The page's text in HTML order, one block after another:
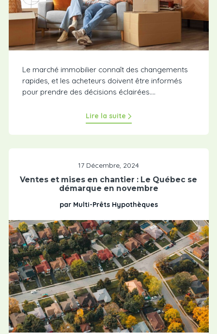
Le marché immobilier connaît des changements
rapides, et les acheteurs doivent être informés
pour prendre des décisions éclairées....
Lire la suite
17 Décembre, 2024
Ventes et mises en chantier : Le Québec se
démarque en novembre
par Multi-Prêts Hypothèques